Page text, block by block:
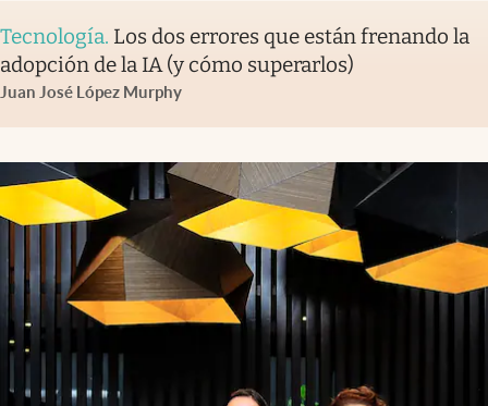
Tecnología. Los dos errores que están frenando la
adopción de la IA (y cómo superarlos)
Juan José López Murphy